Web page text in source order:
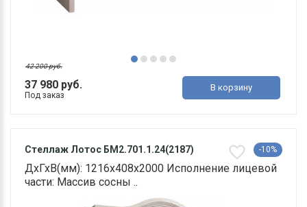
37 980 руб.
42 200 руб.
Под заказ
В корзину
Стеллаж Лотос БМ2.701.1.24(2187) -10%
ДхГхВ(мм): 1216х408х2000 Исполнение лицевой
части: Массив сосны ..